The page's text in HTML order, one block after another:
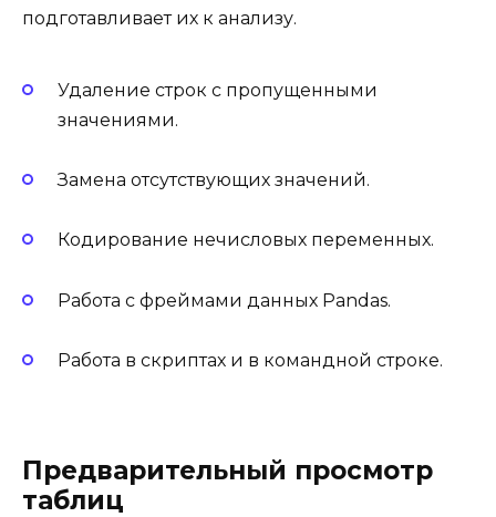
подготавливает их к анализу.
Удаление строк с пропущенными
значениями.
Замена отсутствующих значений.
Кодирование нечисловых переменных.
Работа с фреймами данных Pandas.
Работа в скриптах и в командной строке.
Предварительный просмотр
таблиц